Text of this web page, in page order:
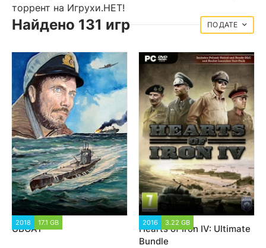
торрент на Игрухи.НЕТ!
Найдено 131 игр ДАТЕ
2018 17.1 GB
UBOAT
2016 3.22 GB
Hearts of Iron IV: Ultimate
Bundle